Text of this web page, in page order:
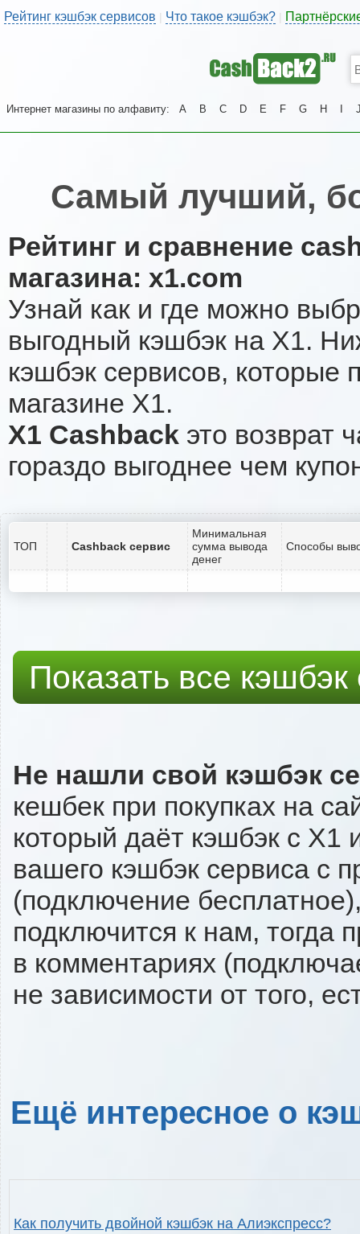
Рейтинг кэшбэк сервисов | Что такое кэшбэк?
Интернет магазины по алфавиту: A B C D E F G H
Самый лучший,
Рейтинг и сравнение
магазина: x1.com
Узнай как и где можно
выгодный кэшбэк на X1.
кэшбэк сервисов, которые
магазине X1.
X1 Cashback это возврат
гораздо выгоднее чем
ТОП Cashback сервис
Минимальная
сумма вывода
денег
Способы
Показать все
Не нашли свой кэшбэк
кешбек при покупках на
который даёт кэшбэк с X1
вашего кэшбэк сервиса с
(подключение
подключится к нам, тогда
в комментариях
не зависимости от того,
Ещё интересное о
Как получить двойной кэшбэк на Алиэкспресс?